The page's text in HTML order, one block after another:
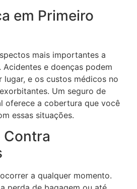
em Primeiro
mais importantes a
Acidentes e doenças podem
lugar, e os custos médicos no
Um seguro de
oferece a cobertura que você
essas situações.
Contra
a qualquer momento.